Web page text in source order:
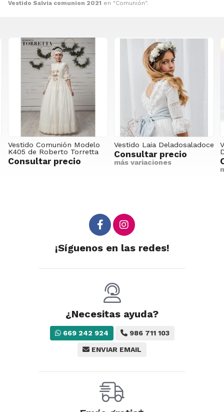
Vestido Salvia comunion 2021 en "Comunión".
Vestido Comunión Modelo
K405 de Roberto Torretta
Consultar precio
Vestido Laia Deladosaladoce
Consultar precio
más variaciones
¡Síguenos en las redes!
¿Necesitas ayuda?
669 242 924 986 711 103
ENVIAR EMAIL